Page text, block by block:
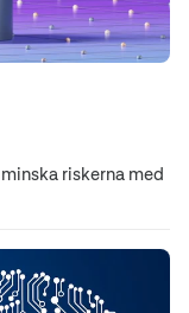
riskerna med